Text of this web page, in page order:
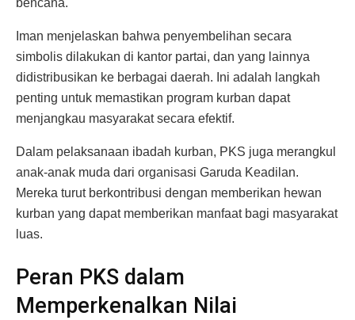
bencana.
Iman menjelaskan bahwa penyembelihan secara
simbolis dilakukan di kantor partai, dan yang lainnya
didistribusikan ke berbagai daerah. Ini adalah langkah
penting untuk memastikan program kurban dapat
menjangkau masyarakat secara efektif.
Dalam pelaksanaan ibadah kurban, PKS juga merangkul
anak-anak muda dari organisasi Garuda Keadilan.
Mereka turut berkontribusi dengan memberikan hewan
kurban yang dapat memberikan manfaat bagi masyarakat
luas.
Peran PKS dalam
Memperkenalkan Nilai